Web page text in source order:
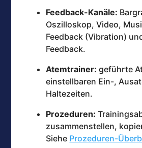
Feedback-Kanäle:
Oszilloskop, Video,
Feedback (Vibration)
Feedback.
Atemtrainer: geführte
einstellbaren Ein-,
Haltezeiten.
Prozeduren:
zusammenstellen,
Siehe Prozeduren-